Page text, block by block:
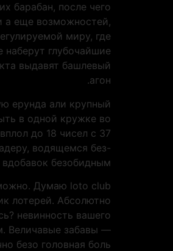
барабан, после чего
а еще возможностей,
миру, где
наберут глубочайшие
выдавят башлевый
агон.
ерунда али крупный
в одной кружке во
до 18 чисел с 37
водящемся без-
безобидным.
Думаю loto club
лотерей. Абсолютно
невинность вашего
Величавые забавы —
безо головная боль